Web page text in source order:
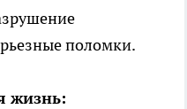
поломки.
жизнь: